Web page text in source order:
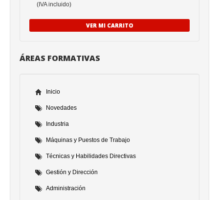
(IVA incluido)
VER MI CARRITO
ÁREAS FORMATIVAS
Inicio
Novedades
Industria
Máquinas y Puestos de Trabajo
Técnicas y Habilidades Directivas
Gestión y Dirección
Administración